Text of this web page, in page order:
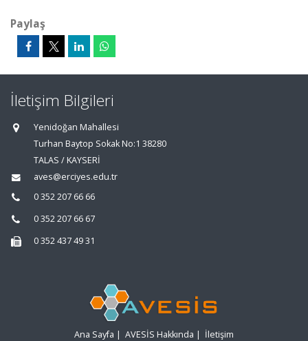
Paylaş
İletişim Bilgileri
Yenidoğan Mahallesi
Turhan Baytop Sokak No:1 38280
TALAS / KAYSERİ
aves@erciyes.edu.tr
0 352 207 66 66
0 352 207 66 67
0 352 437 49 31
Ana Sayfa | AVESİS Hakkında | İletişim